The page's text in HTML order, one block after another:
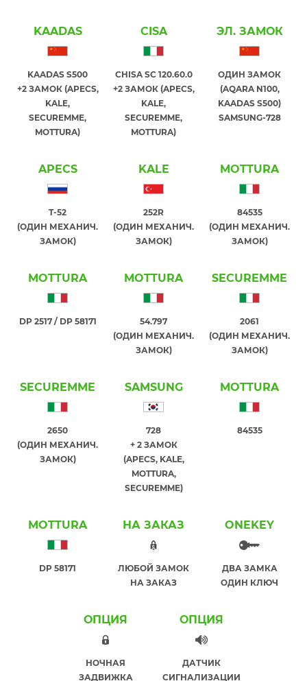
KAADAS
KAADAS S500
+2 ЗАМОК (APECS,
KALE,
SECUREMME,
MOTTURA)
CISA
CHISA SC 120.60.0
+2 ЗАМОК (APECS,
KALE,
SECUREMME,
MOTTURA)
ЭЛ. ЗАМОК
ОДИН ЗАМОК
(AQARA N100,
KAADAS S500)
SAMSUNG-728
APECS
T-52
(ОДИН МЕХАНИЧ.
ЗАМОК)
KALE
252R
(ОДИН МЕХАНИЧ.
ЗАМОК)
MOTTURA
84535
(ОДИН МЕХАНИЧ.
ЗАМОК)
MOTTURA
DP 2517 / DP 58171
MOTTURA
54.797
(ОДИН МЕХАНИЧ.
ЗАМОК)
SECUREMME
2061
(ОДИН МЕХАНИЧ.
ЗАМОК)
SECUREMME
2650
(ОДИН МЕХАНИЧ.
ЗАМОК)
SAMSUNG
728
+ 2 ЗАМОК
(APECS, KALE,
MOTTURA,
SECUREMME)
MOTTURA
84535
MOTTURA
DP 58171
НА ЗАКАЗ
ЛЮБОЙ ЗАМОК
НА ЗАКАЗ
ONEKEY
ДВА ЗАМКА
ОДИН КЛЮЧ
ОПЦИЯ
НОЧНАЯ
ЗАДВИЖКА
ОПЦИЯ
ДАТЧИК
СИГНАЛИЗАЦИИ